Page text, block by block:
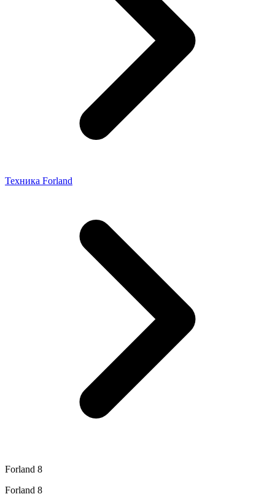
Техника Forland
Forland 8
Forland 8